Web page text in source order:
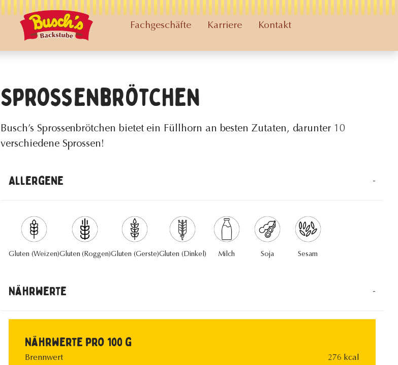
Fachgeschäfte Karriere Kontakt
Sprossenbrötchen
Busch’s Sprossenbrötchen bietet ein Füllhorn an besten Zutaten, darunter 10
verschiedene Sprossen!
Allergene -
Gluten (Weizen)Gluten (Roggen)Gluten (Gerste)Gluten (Dinkel) Milch Soja Sesam
Nährwerte -
Nährwerte pro 100 g
Brennwert 276 kcal